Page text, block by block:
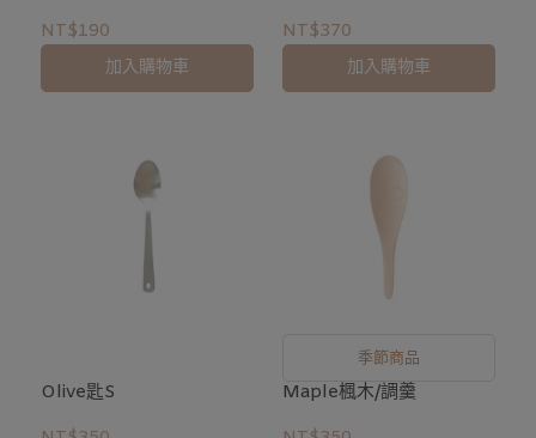
NT$190
加入購物車
NT$370
加入購物車
Olive匙S
季節商品
Maple楓木/調羹